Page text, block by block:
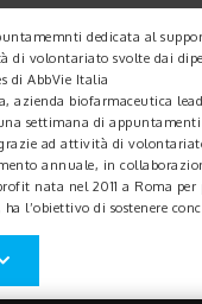
dedicata al
di volontariato svolte dai
di AbbVie Italia
azienda biofarmaceutica
settimana di
ad attività di
annuale, in
nata nel 2011 a Roma per
l’obiettivo di sostenere
di Campoverde di Aprilia e la
capaci di rispondere alle